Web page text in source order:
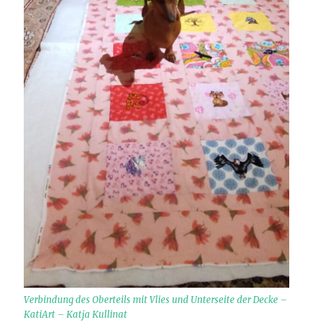
Verbindung des Oberteils mit Vlies und Unterseite der Decke –
KatiArt – Katja Kullinat